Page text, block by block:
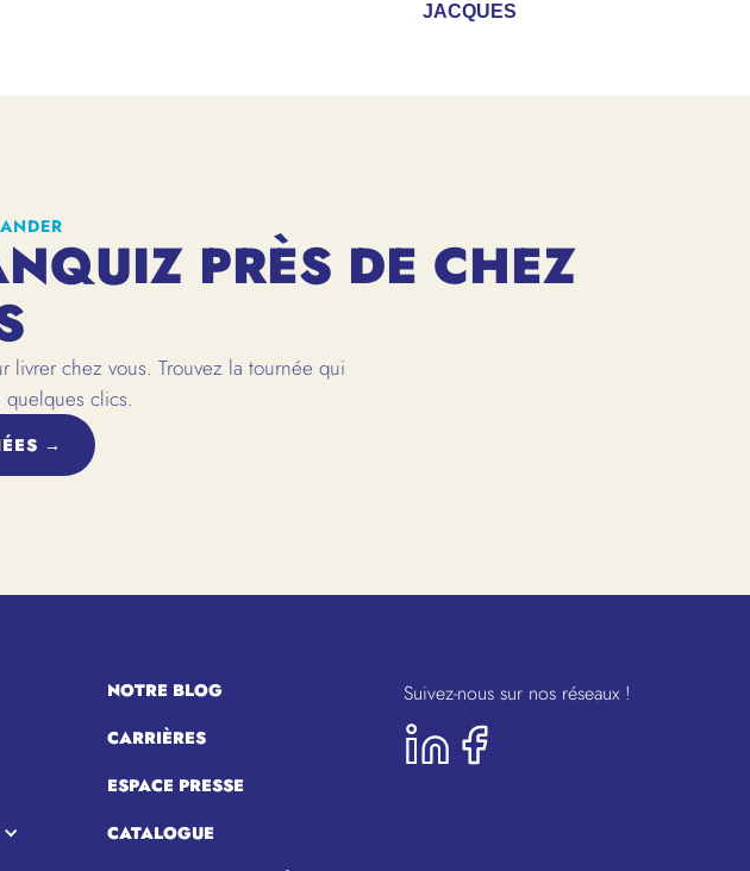
JACQUES
PRÈS DE CHEZ
livrer chez vous. Trouvez la tournée qui
clics.
→
NOTRE BLOG
CARRIÈRES
ESPACE PRESSE
CATALOGUE
Suivez-nous sur nos réseaux !